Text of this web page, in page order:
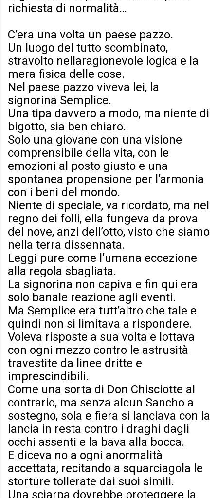
richiesta di normalità…
C’era una volta un paese pazzo.
Un luogo del tutto scombinato,
stravolto nellaragionevole logica e la
mera fisica delle cose.
Nel paese pazzo viveva lei, la
signorina Semplice.
Una tipa davvero a modo, ma niente di
bigotto, sia ben chiaro.
Solo una giovane con una visione
comprensibile della vita, con le
emozioni al posto giusto e una
spontanea propensione per l’armonia
con i beni del mondo.
Niente di speciale, va ricordato, ma nel
regno dei folli, ella fungeva da prova
del nove, anzi dell’otto, visto che siamo
nella terra dissennata.
Leggi pure come l’umana eccezione
alla regola sbagliata.
La signorina non capiva e fin qui era
solo banale reazione agli eventi.
Ma Semplice era tutt’altro che tale e
quindi non si limitava a rispondere.
Voleva risposte a sua volta e lottava
con ogni mezzo contro le astrusità
travestite da linee dritte e
imprescindibili.
Come una sorta di Don Chisciotte al
contrario, ma senza alcun Sancho a
sostegno, sola e fiera si lanciava con la
lancia in resta contro i draghi dagli
occhi assenti e la bava alla bocca.
E diceva no a ogni anormalità
accettata, recitando a squarciagola le
storture tollerate dai suoi simili.
Una sciarpa dovrebbe proteggere la